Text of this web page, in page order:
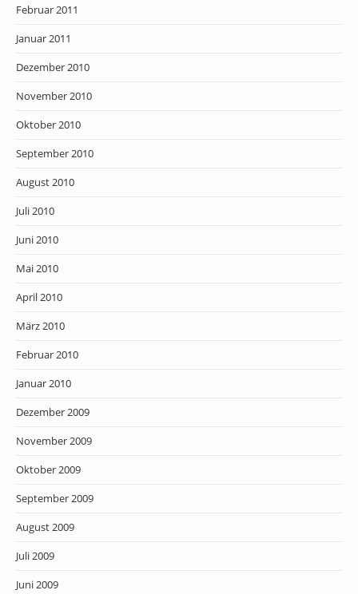
Februar 2011
Januar 2011
Dezember 2010
November 2010
Oktober 2010
September 2010
August 2010
Juli 2010
Juni 2010
Mai 2010
April 2010
März 2010
Februar 2010
Januar 2010
Dezember 2009
November 2009
Oktober 2009
September 2009
August 2009
Juli 2009
Juni 2009